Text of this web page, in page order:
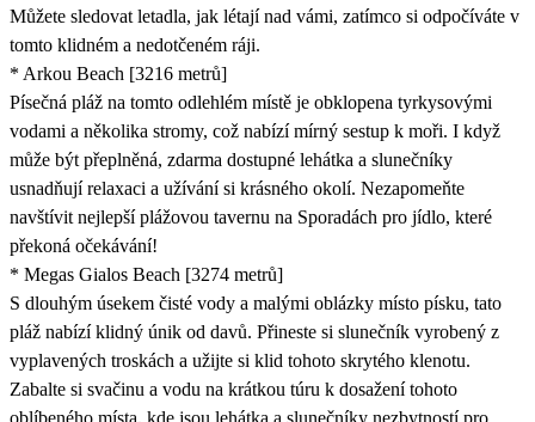
Můžete sledovat letadla, jak létají nad vámi, zatímco si odpočíváte v
tomto klidném a nedotčeném ráji.
* Arkou Beach [3216 metrů]
Písečná pláž na tomto odlehlém místě je obklopena tyrkysovými
vodami a několika stromy, což nabízí mírný sestup k moři. I když
může být přeplněná, zdarma dostupné lehátka a slunečníky
usnadňují relaxaci a užívání si krásného okolí. Nezapomeňte
navštívit nejlepší plážovou tavernu na Sporadách pro jídlo, které
překoná očekávání!
* Megas Gialos Beach [3274 metrů]
S dlouhým úsekem čisté vody a malými oblázky místo písku, tato
pláž nabízí klidný únik od davů. Přineste si slunečník vyrobený z
vyplavených troskách a užijte si klid tohoto skrytého klenotu.
Zabalte si svačinu a vodu na krátkou túru k dosažení tohoto
oblíbeného místa, kde jsou lehátka a slunečníky nezbytností pro